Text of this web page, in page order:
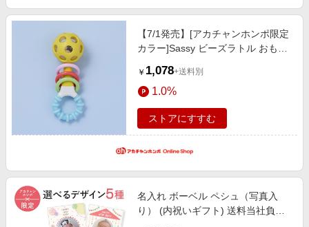
【7/1発売】[アカチャンホンポ限定
カラー]Sassy ビーズラトル おもち
そび・オーボール
￥ 1,078+送料別
1.0%
ストアにすすむ
名入れ ボーベル ペシュ（写真入
り） (内祝いギフト) 送料当社負担